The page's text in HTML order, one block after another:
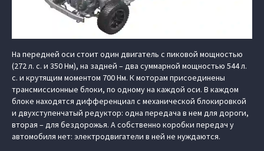
На передней оси стоит один двигатель с пиковой мощностью
(272 л. с. и 350 Нм), на задней – два суммарной мощностью 544 л.
с. и крутящим моментом 700 Нм. К моторам присоединены
трансмиссионные блоки, по одному на каждой оси. В каждом
блоке находятся дифференциал с механической блокировкой
и двухступенчатый редуктор: одна передача в нем для дороги,
вторая – для бездорожья. А собственно коробки передач у
автомобиля нет: электродвигатели в ней не нуждаются.